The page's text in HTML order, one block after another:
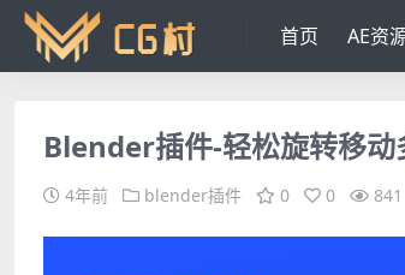
首页 AE资
Blender插件-轻松旋转移
4年前 blender插件 0 0 841